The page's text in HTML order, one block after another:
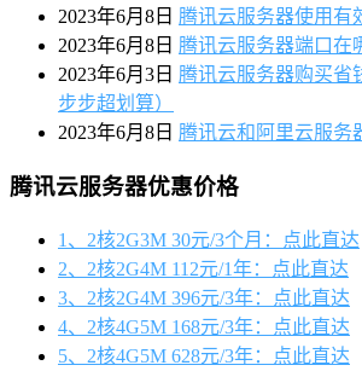
2023年6月8日 腾讯云服务器使用有
2023年6月8日 腾讯云服务器端口在
2023年6月3日 腾讯云服务器购买省
步步超划算）
2023年6月8日 腾讯云和阿里云服务
腾讯云服务器优惠价格
1、2核2G3M 30元/3个月：点此直达
2、2核2G4M 112元/1年：点此直达
3、2核2G4M 396元/3年：点此直达
4、2核4G5M 168元/3年：点此直达
5、2核4G5M 628元/3年：点此直达